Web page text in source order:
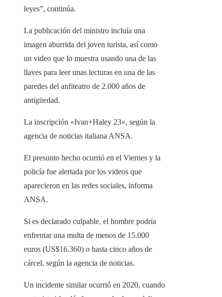
leyes”, continúa.
La publicación del ministro incluía una
imagen aburrida del joven turista, así como
un video que lo muestra usando una de las
llaves para leer unas lecturas en una de las
paredes del anfiteatro de 2.000 años de
antigüedad.
La inscripción «Ivan+Haley 23», según la
agencia de noticias italiana ANSA.
El presunto hecho ocurrió en el Viernes y la
policía fue alertada por los videos que
aparecieron en las redes sociales, informa
ANSA.
Si es declarado culpable, el hombre podría
enfrentar una multa de menos de 15.000
euros (US$16.360) o hasta cinco años de
cárcel, según la agencia de noticias.
Un incidente similar ocurrió en 2020, cuando